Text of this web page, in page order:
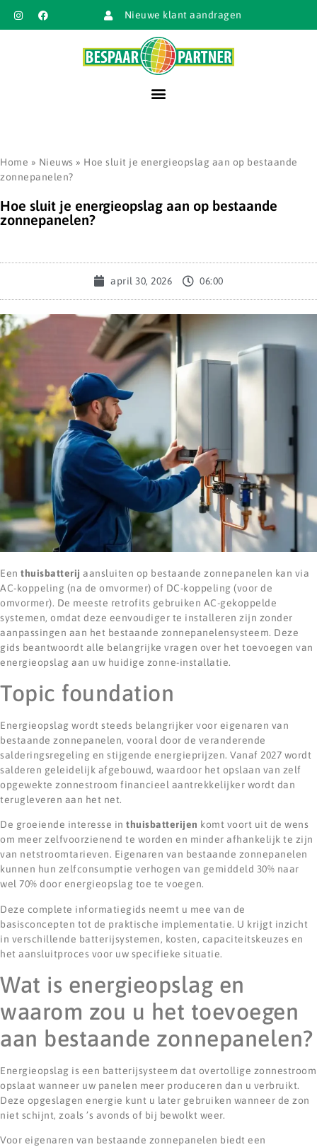
Nieuwe klant aandragen
Home » Nieuws » Hoe sluit je energieopslag aan op bestaande
zonnepanelen?
Hoe sluit je energieopslag aan op bestaande
zonnepanelen?
april 30, 2026 06:00
Een thuisbatterij aansluiten op bestaande zonnepanelen kan via
AC-koppeling (na de omvormer) of DC-koppeling (voor de
omvormer). De meeste retrofits gebruiken AC-gekoppelde
systemen, omdat deze eenvoudiger te installeren zijn zonder
aanpassingen aan het bestaande zonnepanelensysteem. Deze
gids beantwoordt alle belangrijke vragen over het toevoegen van
energieopslag aan uw huidige zonne-installatie.
Topic foundation
Energieopslag wordt steeds belangrijker voor eigenaren van
bestaande zonnepanelen, vooral door de veranderende
salderingsregeling en stijgende energieprijzen. Vanaf 2027 wordt
salderen geleidelijk afgebouwd, waardoor het opslaan van zelf
opgewekte zonnestroom financieel aantrekkelijker wordt dan
terugleveren aan het net.
De groeiende interesse in thuisbatterijen komt voort uit de wens
om meer zelfvoorzienend te worden en minder afhankelijk te zijn
van netstroomtarieven. Eigenaren van bestaande zonnepanelen
kunnen hun zelfconsumptie verhogen van gemiddeld 30% naar
wel 70% door energieopslag toe te voegen.
Deze complete informatiegids neemt u mee van de
basisconcepten tot de praktische implementatie. U krijgt inzicht
in verschillende batterijsystemen, kosten, capaciteitskeuzes en
het aansluitproces voor uw specifieke situatie.
Wat is energieopslag en
waarom zou u het toevoegen
aan bestaande zonnepanelen?
Energieopslag is een batterijsysteem dat overtollige zonnestroom
opslaat wanneer uw panelen meer produceren dan u verbruikt.
Deze opgeslagen energie kunt u later gebruiken wanneer de zon
niet schijnt, zoals ’s avonds of bij bewolkt weer.
Voor eigenaren van bestaande zonnepanelen biedt een